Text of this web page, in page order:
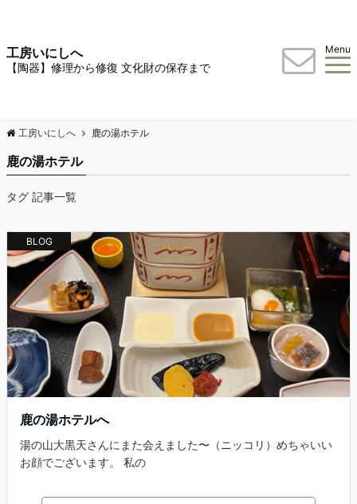
工房いにしへ
【陶器】修理から修復 文化財の保存まで
Menu
工房いにしへ 鹿の湯ホテル
鹿の湯ホテル
タグ 記事一覧
BLOG
鹿の湯ホテルへ
湯の山大黒天さんにまた会えました〜（ニッコリ）めちゃいい
お顔でございます。 私の